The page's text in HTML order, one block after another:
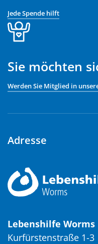
Jede Spende hilft
Sie möchten
Werden Sie Mitglied in
Adresse
Lebenshilfe Worms
Kurfürstenstraße 1-3